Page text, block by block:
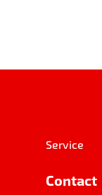
Service
Contact